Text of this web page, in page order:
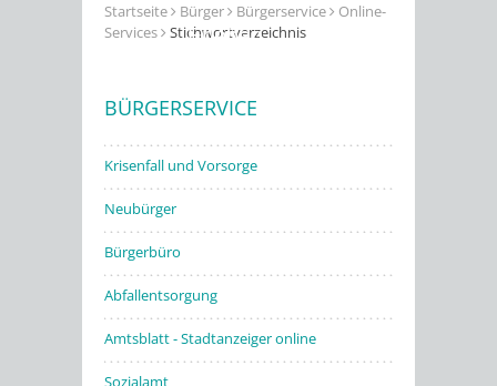
Erleben
Startseite Bürger Bürgerservice
Online-
Services
Stichwortverzeichnis
BÜRGERSERVICE
Krisenfall und Vorsorge
Neubürger
Bürgerbüro
Abfallentsorgung
Amtsblatt - Stadtanzeiger online
Sozialamt